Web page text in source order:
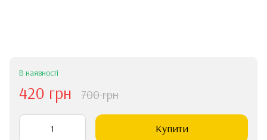
В наявності
420 грн 700 грн
Купити